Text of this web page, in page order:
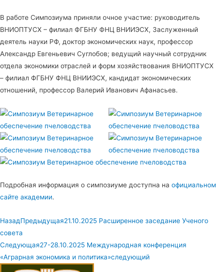
В работе Симпозиума приняли очное участие: руководитель
ВНИОПТУСХ – филиал ФГБНУ ФНЦ ВНИИЭСХ, Заслуженный
деятель науки РФ, доктор экономических наук, профессор
Александр Евгеньевич Суглобов; ведущий научный сотрудник
отдела экономики отраслей и форм хозяйствования ВНИОПТУСХ
– филиал ФГБНУ ФНЦ ВНИИЭСХ, кандидат экономических
отношений, профессор Валерий Иванович Афанасьев.
Подробная информация о симпозиуме доступна на официальном
сайте академии.
НазадПредыдущая21.10.2025 Расширенное заседание Ученого
совета
Следующая27-28.10.2025 Международная конференция
«Аграрная экономика и политика»следующий